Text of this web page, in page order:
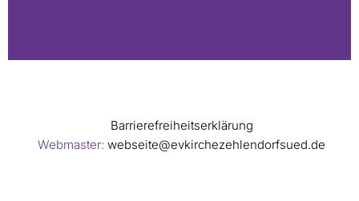
Barrierefreiheitserklärung
Webmaster: webseite@evkirchezehlendorfsued.de